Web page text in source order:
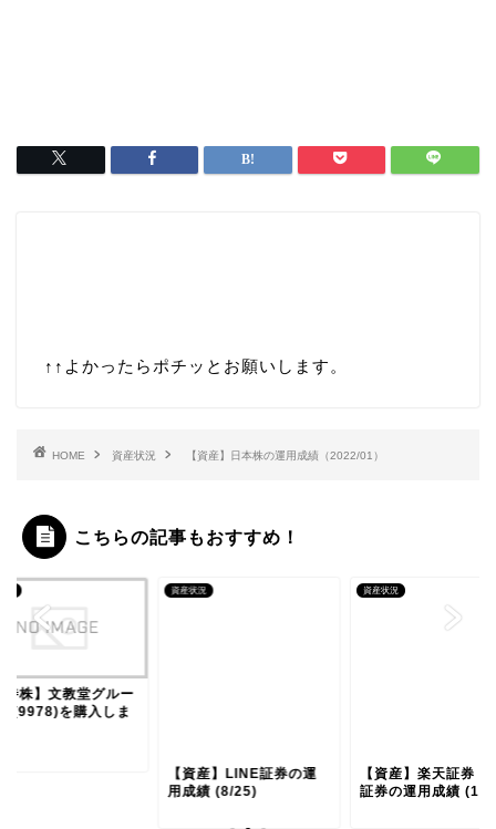
↑↑ よかったらポチッとお願いします。
HOME 資産状況 【資産】日本株の運用成績（2022/01）
こちらの記事もおすすめ！
待株】文教堂グルー
を購入しま
資産状況
【資産】LINE証券の運
用成績 (8/25)
資産状況
【資産】楽天証券・
証券の運用成績 (10